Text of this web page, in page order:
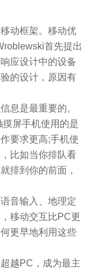
动框架。移动优
首先提出
应设计中的设备
的设计，原因有
息是最重要的。
屏手机使用的是
要求更高;手机使
比如当你排队看
排到你的前面，
音输入、地理定
移动交互比PC更
更早地利用这些
越PC，成为最主